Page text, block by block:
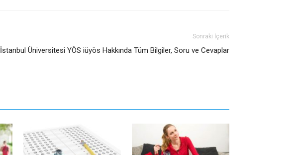
Sonraki İçerik
İstanbul Üniversitesi YÖS iüyös Hakkında Tüm Bilgiler, Soru ve Cevaplar